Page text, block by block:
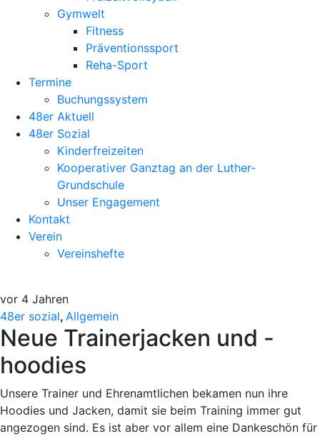
Gymwelt
Fitness
Präventionssport
Reha-Sport
Termine
Buchungssystem
48er Aktuell
48er Sozial
Kinderfreizeiten
Kooperativer Ganztag an der Luther-
Grundschule
Unser Engagement
Kontakt
Verein
Vereinshefte
vor 4 Jahren
48er sozial, Allgemein
Neue Trainerjacken und -
hoodies
Unsere Trainer und Ehrenamtlichen bekamen nun ihre
Hoodies und Jacken, damit sie beim Training immer gut
angezogen sind. Es ist aber vor allem eine Dankeschön für